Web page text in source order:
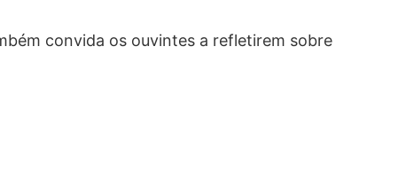
convida os ouvintes a refletirem sobre